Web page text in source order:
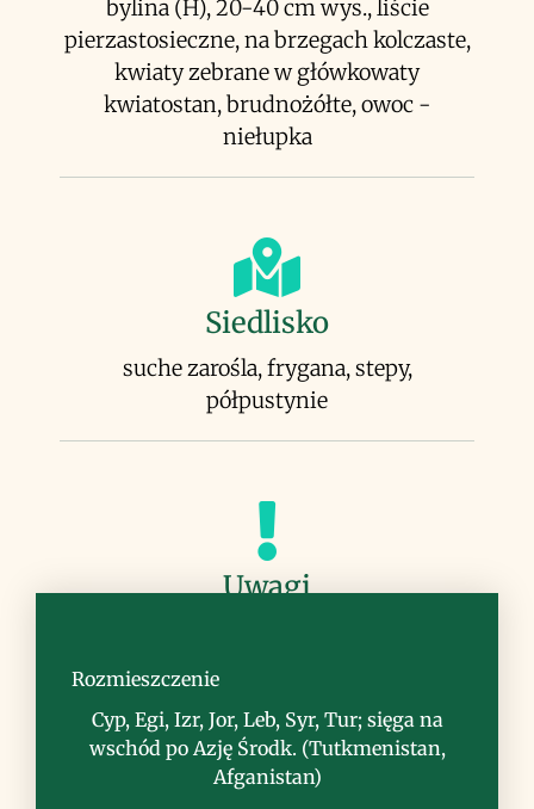
bylina (H), 20-40 cm wys., liście
pierzastosieczne, na brzegach kolczaste,
kwiaty zebrane w główkowaty
kwiatostan, brudnożółte, owoc -
niełupka
Siedlisko
suche zarośla, frygana, stepy,
półpustynie
Uwagi
nasion zaschnięte rośliny odrywane są
od podłoża i toczone przez wiatr, co
sprzyja rozsiewaniu się; młode rośliny
zbierano na pożywienie; w medycynie
ludowej stosowana na bardzo wiele
Rozmieszczenie
Cyp, Egi, Izr, Jor, Leb, Syr, Tur; sięga na
wschód po Azję Środk. (Tutkmenistan,
Afganistan)